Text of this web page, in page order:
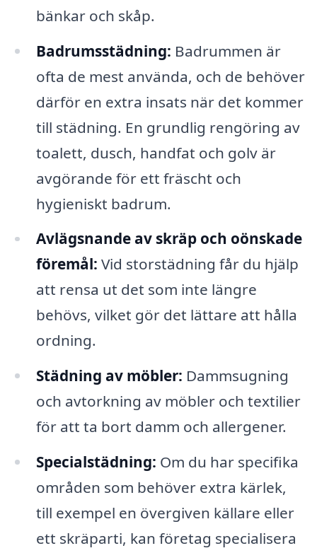
bänkar och skåp.
Badrumsstädning: Badrummen är
ofta de mest använda, och de behöver
därför en extra insats när det kommer
till städning. En grundlig rengöring av
toalett, dusch, handfat och golv är
avgörande för ett fräscht och
hygieniskt badrum.
Avlägsnande av skräp och oönskade
föremål: Vid storstädning får du hjälp
att rensa ut det som inte längre
behövs, vilket gör det lättare att hålla
ordning.
Städning av möbler: Dammsugning
och avtorkning av möbler och textilier
för att ta bort damm och allergener.
Specialstädning: Om du har specifika
områden som behöver extra kärlek,
till exempel en övergiven källare eller
ett skräparti, kan företag specialisera